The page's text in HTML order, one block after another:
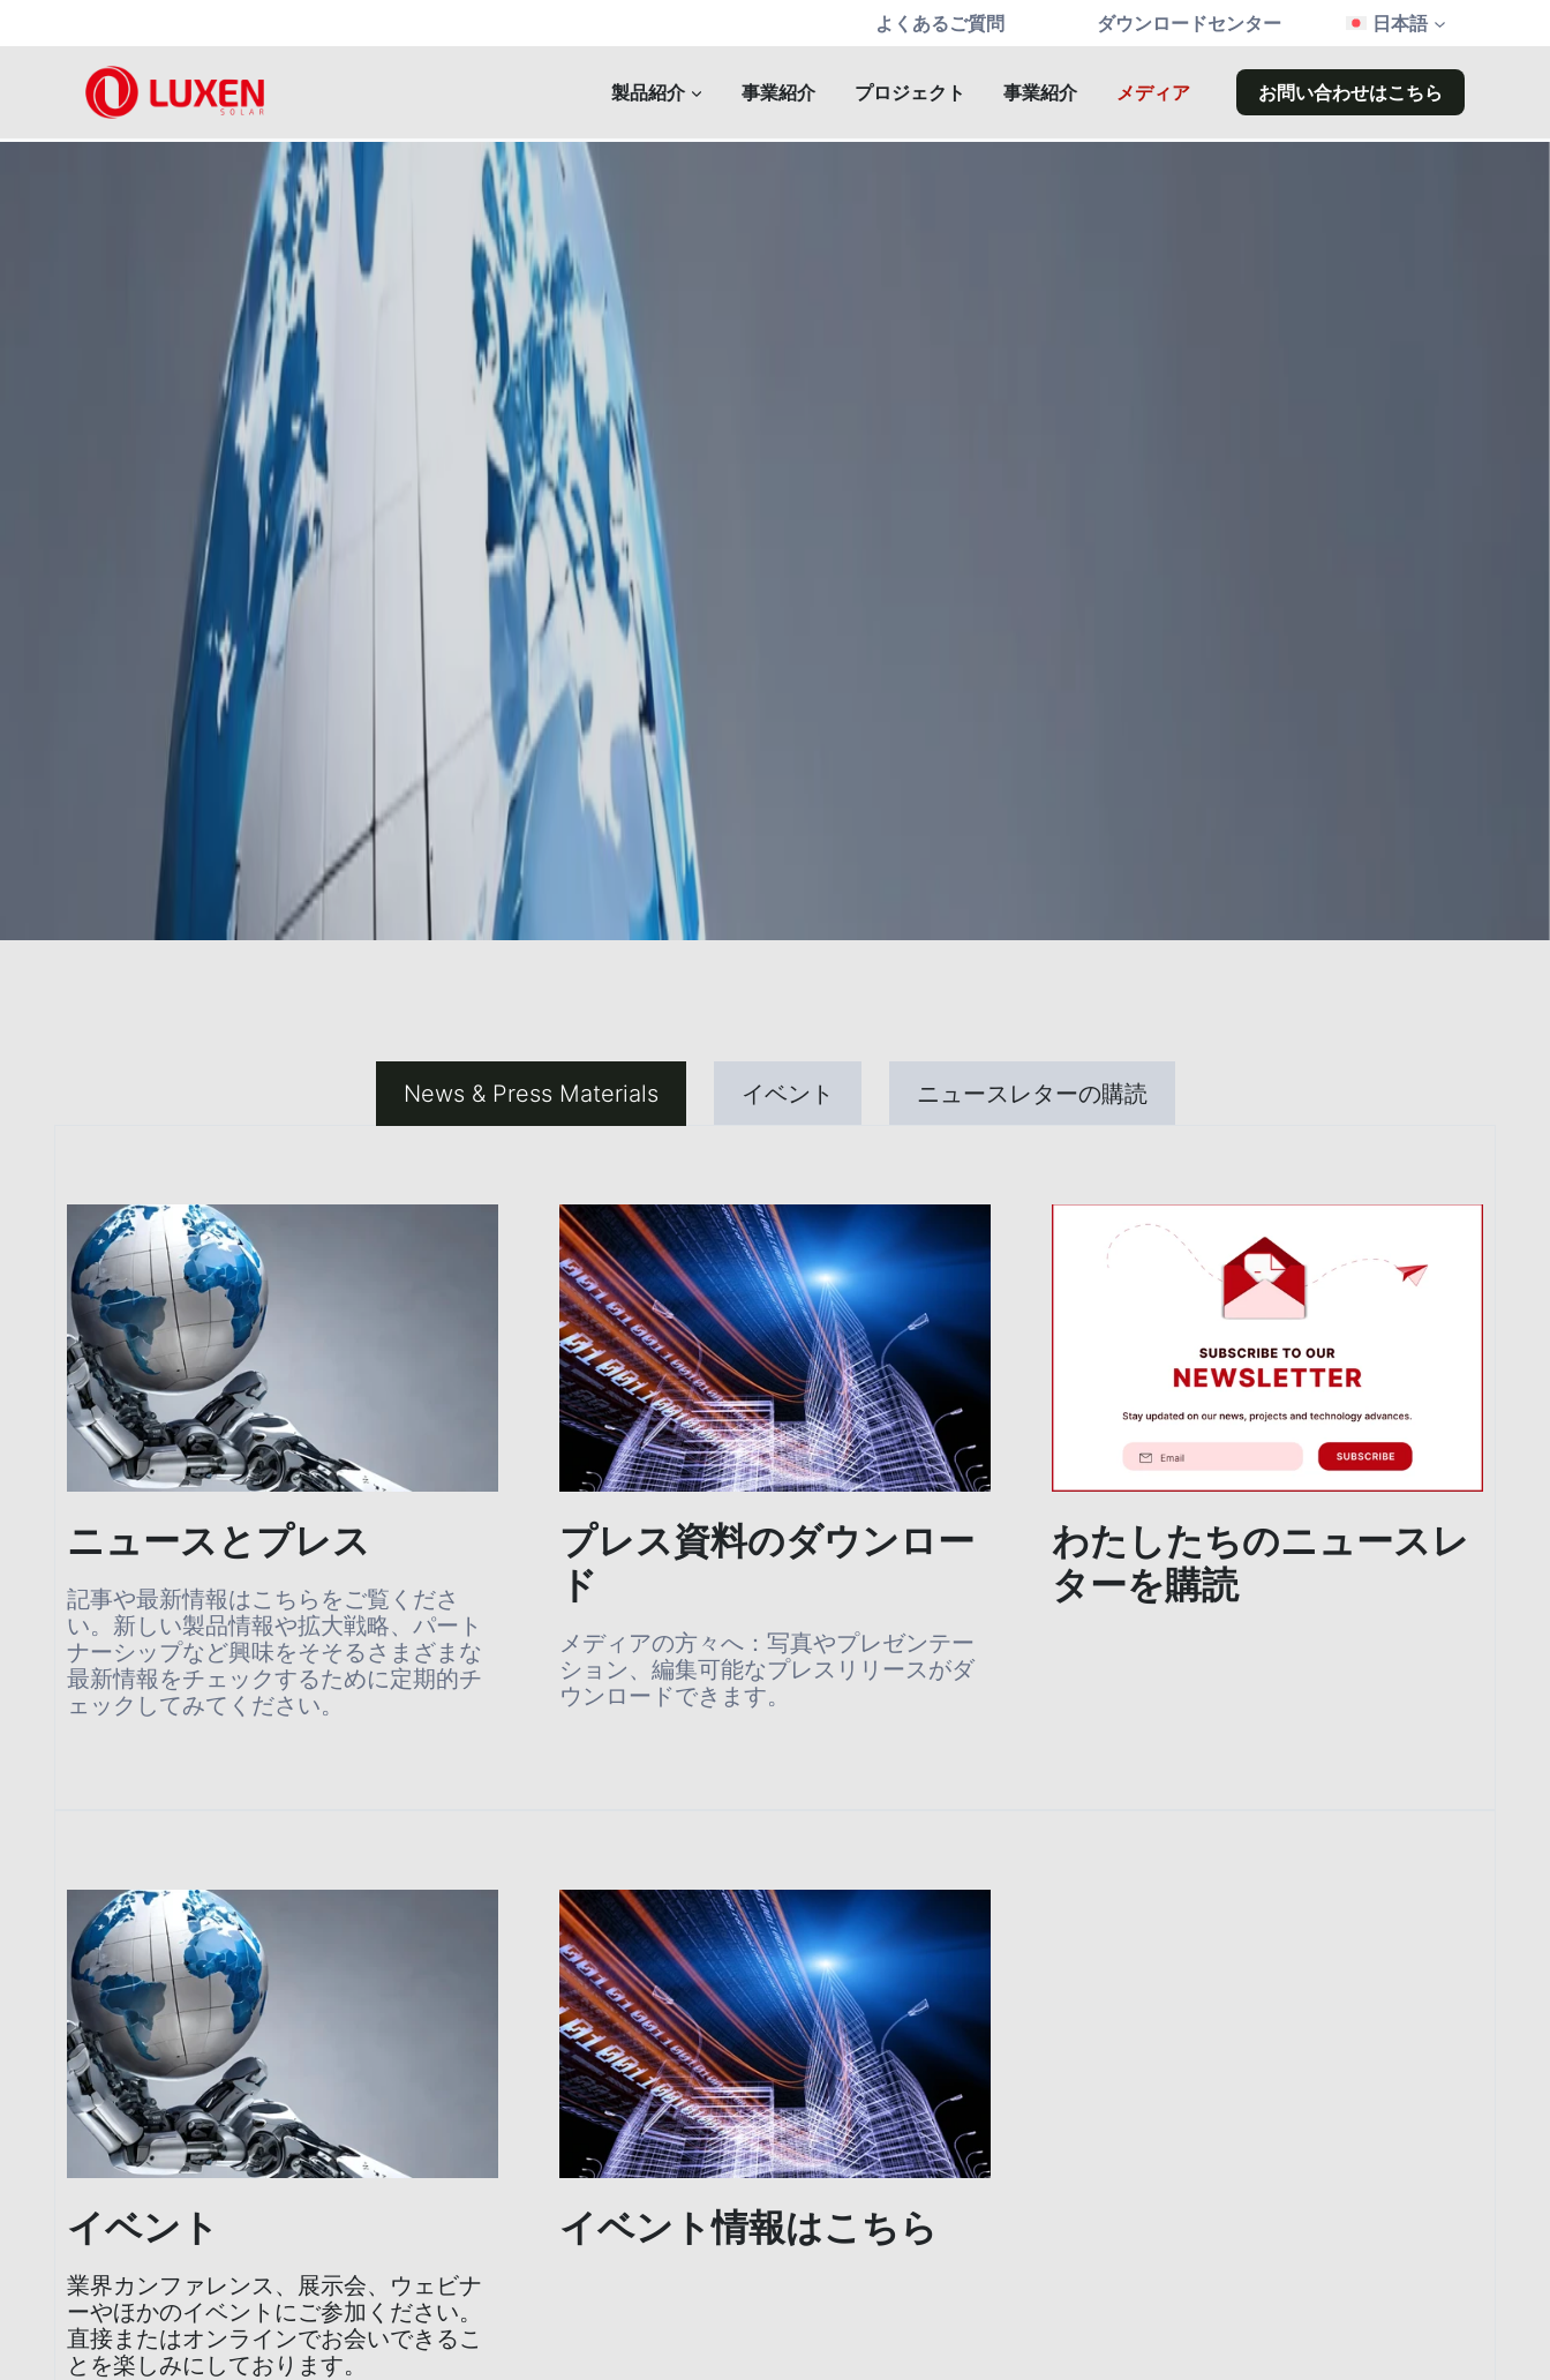
ッ
よくあるご質問 ダウンロードセンター 日本語
製品紹介 事業紹介 プロジェクト 事業紹介 メディア お問い合わせはこちら
News & Press Materials イベント ニュースレターの購読
ニュースとプレス
記事や最新情報はこちらをご覧くださ
い。新しい製品情報や拡大戦略、パート
ナーシップなど興味をそそるさまざまな
最新情報をチェックするために定期的チ
ェックしてみてください。
プレス資料のダウンロー
ド
メディアの方々へ：写真やプレゼンテー
ション、編集可能なプレスリリースがダ
ウンロードできます。
わたしたちのニュースレ
ターを購読
イベント
業界カンファレンス、展示会、ウェビナ
ーやほかのイベントにご参加ください。
直接またはオンラインでお会いできるこ
とを楽しみにしております。
イベント情報はこちら